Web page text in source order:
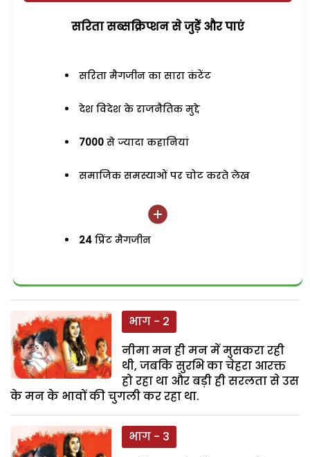
सरिता सब्सक्रिप्शन से जुड़ेें और पाएं
सरिता मैगजीन का सारा कंटेंट
देश विदेश के राजनैतिक मुद्दे
7000 से ज्यादा कहानियां
समाजिक समस्याओं पर चोट करते लेख
24 प्रिंट मैगजीन
भाग - 2
नीमा मन ही मन में मुसकरा रही
थी, जबकि सुरभि का चेहरा आरक्त
हो रहा था और बड़ी ही सरलता से उस
के मन के भावों की चुगली कर रहा था.
भाग - 3